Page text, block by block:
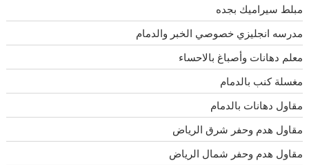
مبلط سيراميك بجده
مدرسه انجليزي خصوصي الخبر والدمام
معلم دهانات وأصباغ بالاحساء
مغسلة كنب بالدمام
مقاول دهانات بالدمام
مقاول هدم وحفر شرق الرياض
مقاول هدم وحفر شمال الرياض